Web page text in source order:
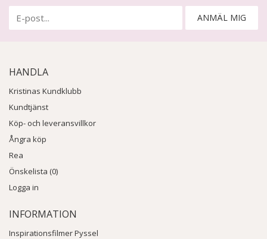
ANMÄL MIG
HANDLA
Kristinas Kundklubb
Kundtjänst
Köp- och leveransvillkor
Ångra köp
Rea
Önskelista (0)
Logga in
INFORMATION
Inspirationsfilmer Pyssel